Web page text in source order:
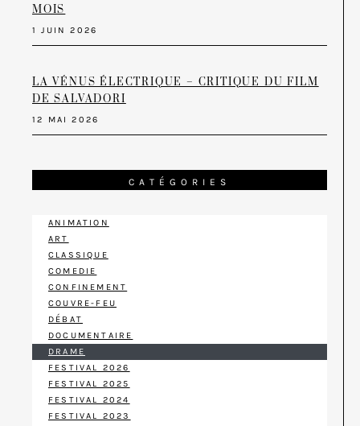
MOIS
1 JUIN 2026
LA VÉNUS ÉLECTRIQUE – CRITIQUE DU FILM
DE SALVADORI
12 MAI 2026
CATÉGORIES
ANIMATION
ART
CLASSIQUE
COMEDIE
CONFINEMENT
COUVRE-FEU
DÉBAT
DOCUMENTAIRE
DRAME
FESTIVAL 2026
FESTIVAL 2025
FESTIVAL 2024
FESTIVAL 2023